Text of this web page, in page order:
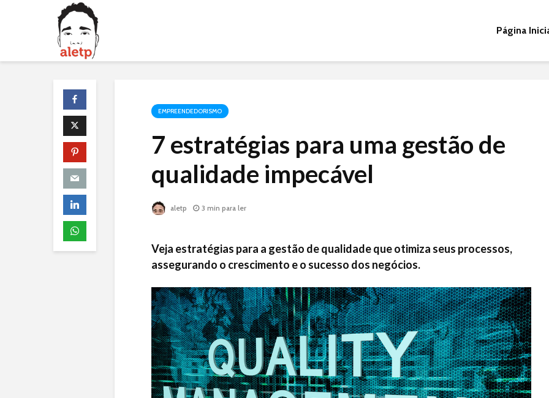
Página
EMPREENDEDORISMO
7 estratégias para uma gestão de
qualidade impecável
aletp 3 min para ler
Veja estratégias para a gestão de qualidade que otimiza seus processos,
assegurando o crescimento e o sucesso dos negócios.